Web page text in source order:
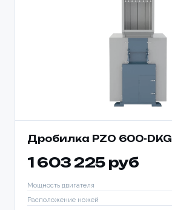
Дробилка PZO 600-DKG
1 603 225 руб
Мощность двигателя
Расположение ножей